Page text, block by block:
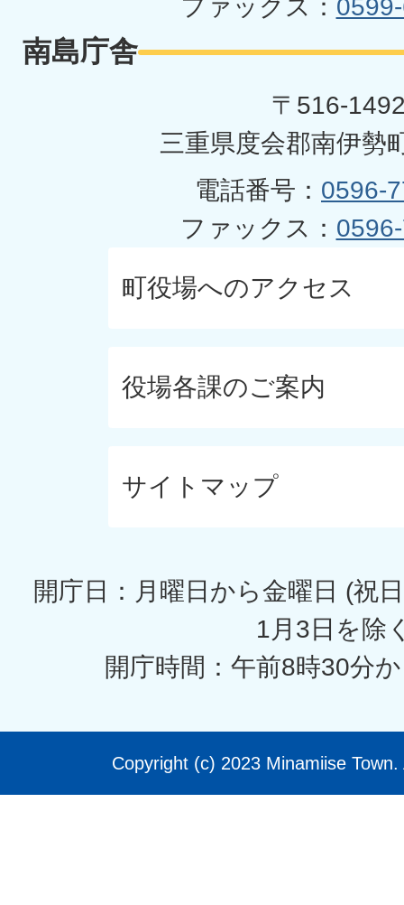
ファックス：
南島庁舎
〒516-
三重県度会郡南伊勢
電話番号： 0596-
ファックス：
町役場へのアクセス
役場各課のご案内
サイトマップ
開庁日：月曜日から金曜日 (祝
1月3日を除
開庁時間：午前8時30分
Copyright (c) 2023 Minamiise